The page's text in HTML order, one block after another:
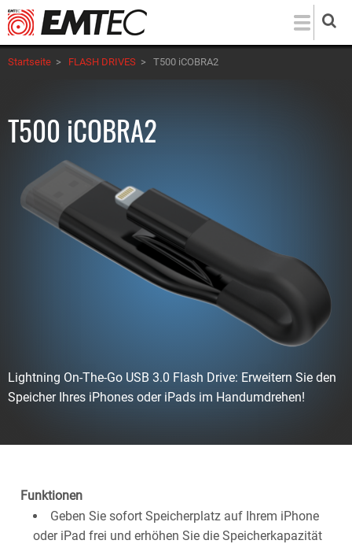
Direkt
zum
Inhalt
Startseite > FLASH DRIVES > T500 iCOBRA2
T500 iCOBRA2
Lightning On-The-Go USB 3.0 Flash Drive: Erweitern Sie den
Speicher Ihres iPhones oder iPads im Handumdrehen!
Funktionen
Geben Sie sofort Speicherplatz auf Ihrem iPhone
oder iPad frei und erhöhen Sie die Speicherkapazität